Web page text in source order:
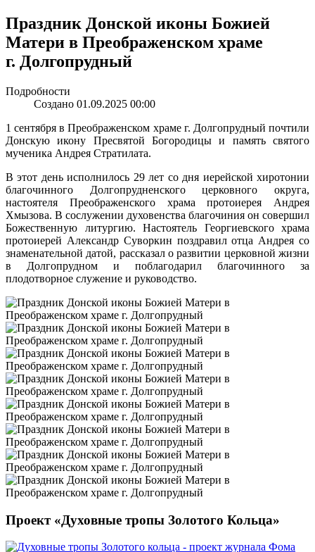
Праздник Донской иконы Божией
Матери в Преображенском храме
г. Долгопрудный
Подробности
Создано 01.09.2025 00:00
1 сентября в Преображенском храме г. Долгопрудный почтили
Донскую икону Пресвятой Богородицы и память святого
мученика Андрея Стратилата.
В этот день исполнилось 29 лет со дня иерейской хиротонии
благочинного Долгопрудненского церковного округа,
настоятеля Преображенского храма протоиерея Андрея
Хмызова. В сослужении духовенства благочиния он совершил
Божественную литургию. Настоятель Георгиевского храма
протоиерей Александр Суворкин поздравил отца Андрея со
знаменательной датой, рассказал о развитии церковной жизни
в Долгопрудном и поблагодарил благочинного за
плодотворное служение и руководство.
Проект «Духовные тропы Золотого Кольца»